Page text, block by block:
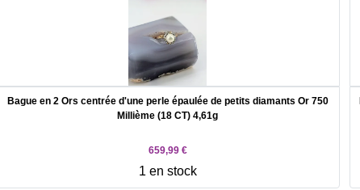
Bague en 2 Ors centrée d'une perle épaulée de petits diamants Or 750
Millième (18 CT) 4,61g
659,99 €
1 en stock